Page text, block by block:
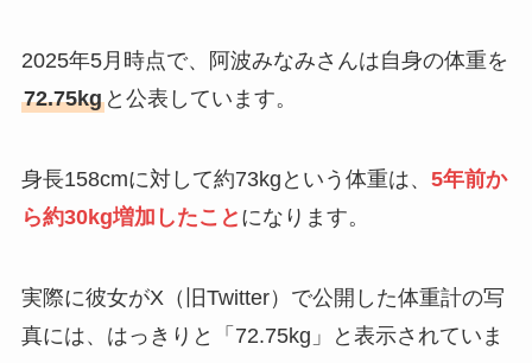
2025年5月時点で、阿波みなみさんは自身の体重を
72.75kgと公表しています。
身長158cmに対して約73kgという体重は、 5年前か
ら約30kg増加したこと になります。
実際に彼女がX（旧Twitter）で公開した体重計の写
真には、はっきりと「72.75kg」と表示されていま